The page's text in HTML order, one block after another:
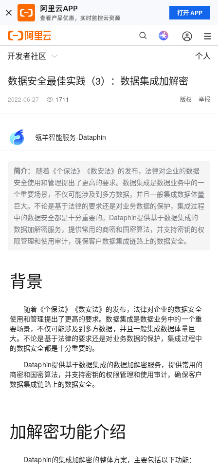
打开 APP
开发者社区 个人
数据安全最佳实践（3）：数据集成加解密
2022-06-27 1711 版权 举报
瓴羊智能服务-Dataphin
简介：
随着《个保法》《数安法》的发布，法律对企业的数据
安全使用和管理提出了更高的要求。数据集成是数据业务中的一
个重要场景，不仅可能涉及到多方数据，并且一般集成数据体量
巨大。不论是基于法律的要求还是对业务数据的保护，集成过程
中的数据安全都是十分重要的。Dataphin提供基于数据集成的
数据加解密服务，提供常用的商密和国密算法，并支持密钥的权
限管理和使用审计，确保客户数据集成链路上的数据安全。
背景
随着《个保法》《数安法》的发布，法律对企业的数据安全
使用和管理提出了更高的要求。数据集成是数据业务中的一个重
要场景，不仅可能涉及到多方数据，并且一般集成数据体量巨
大。不论是基于法律的要求还是对业务数据的保护，集成过程中
的数据安全都是十分重要的。
Dataphin提供基于数据集成的数据加解密服务，提供常用的
商密和国密算法，并支持密钥的权限管理和使用审计，确保客户
数据集成链路上的数据安全。
加解密功能介绍
Dataphin的集成加解密的整体方案，主要包括以下功能：